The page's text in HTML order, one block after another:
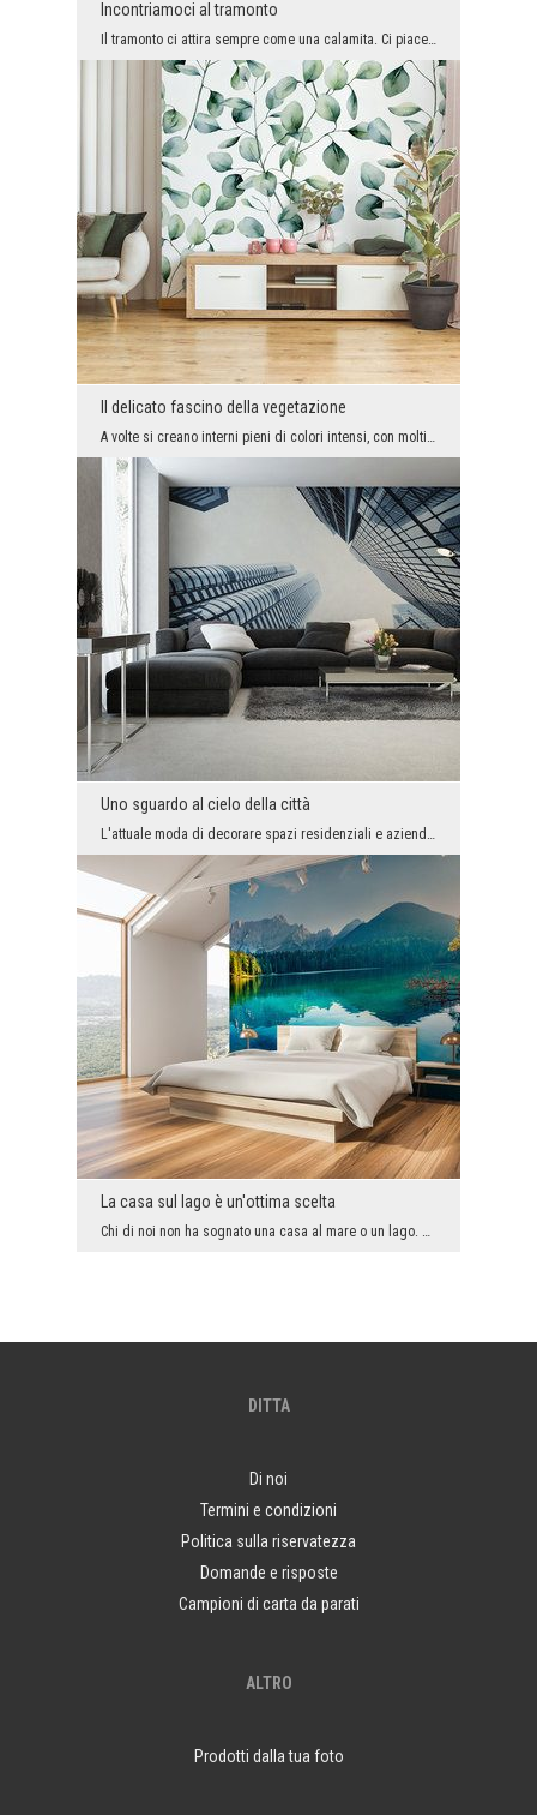
Incontriamoci al tramonto
Il tramonto ci attira sempre come una calamita. Ci piace guardarlo, lo consideriamo una circostan...
Il delicato fascino della vegetazione
A volte si creano interni pieni di colori intensi, con molti dettagli decorativi, molto impressio...
Uno sguardo al cielo della città
L'attuale moda di decorare spazi residenziali e aziendali ultramoderni, è una grande opportunità ...
La casa sul lago è un'ottima scelta
Chi di noi non ha sognato una casa al mare o un lago. Puoi guardare dalla finestra o uscire in te...
DITTA
Di noi
Termini e condizioni
Politica sulla riservatezza
Domande e risposte
Campioni di carta da parati
ALTRO
Prodotti dalla tua foto